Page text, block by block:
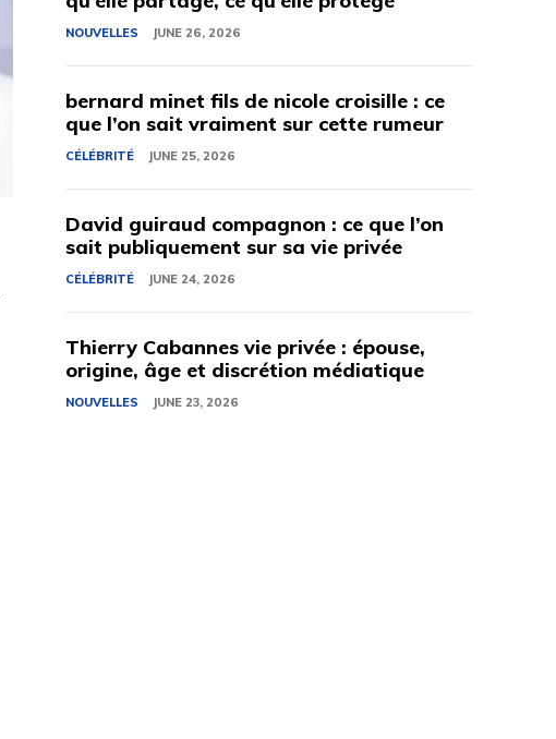
NOUVELLES JUNE 26, 2026
bernard minet fils de nicole croisille : ce
que l’on sait vraiment sur cette rumeur
CÉLÉBRITÉ JUNE 25, 2026
David guiraud compagnon : ce que l’on
sait publiquement sur sa vie privée
CÉLÉBRITÉ JUNE 24, 2026
Thierry Cabannes vie privée : épouse,
origine, âge et discrétion médiatique
NOUVELLES JUNE 23, 2026